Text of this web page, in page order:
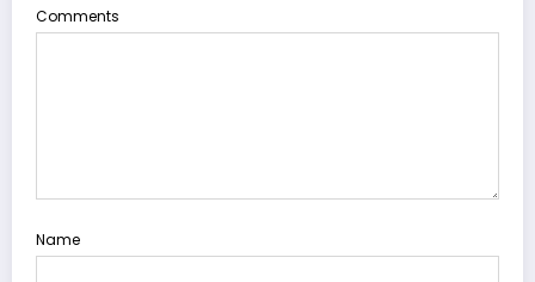
Comments
Name